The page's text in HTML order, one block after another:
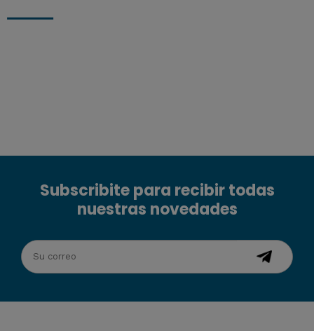
Subscribite para recibir todas
nuestras novedades